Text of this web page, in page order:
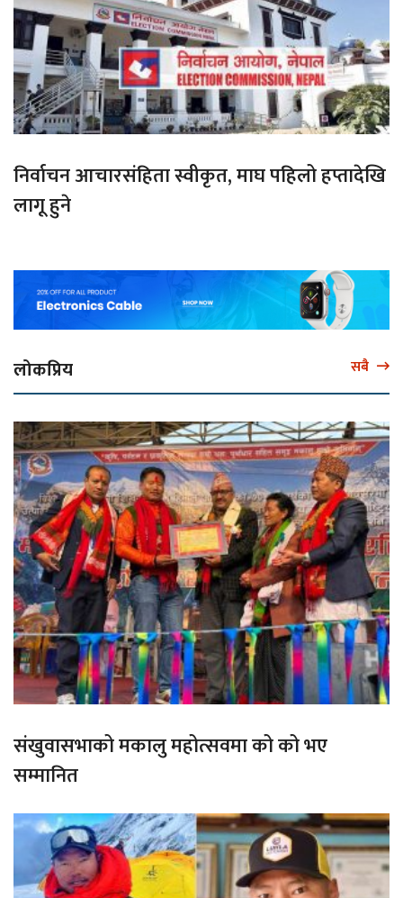
निर्वाचन आचारसंहिता स्वीकृत, माघ पहिलो हप्तादेखि
लागू हुने
लोकप्रिय सबै
संखुवासभाको मकालु महोत्सवमा को को भए
सम्मानित